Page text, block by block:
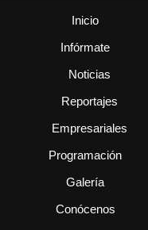
Inicio
Infórmate
Noticias
Reportajes
Empresariales
Programación
Galería
Conócenos